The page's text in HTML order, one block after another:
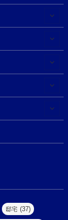
邸宅 (37)